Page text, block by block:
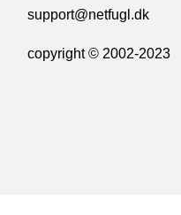
support@netfugl.dk
copyright © 2002-2023